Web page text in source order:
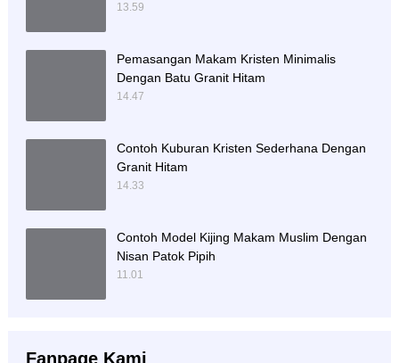
13.59
Pemasangan Makam Kristen Minimalis
Dengan Batu Granit Hitam
14.47
Contoh Kuburan Kristen Sederhana Dengan
Granit Hitam
14.33
Contoh Model Kijing Makam Muslim Dengan
Nisan Patok Pipih
11.01
Fanpage Kami